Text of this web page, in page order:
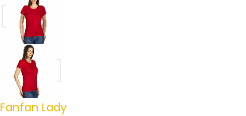
Fanfan Lady